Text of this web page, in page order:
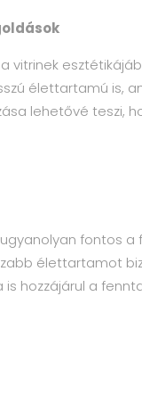
vitrinek
élettartamú is,
lehetővé teszi,
fontos
élettartamot
hozzájárul a